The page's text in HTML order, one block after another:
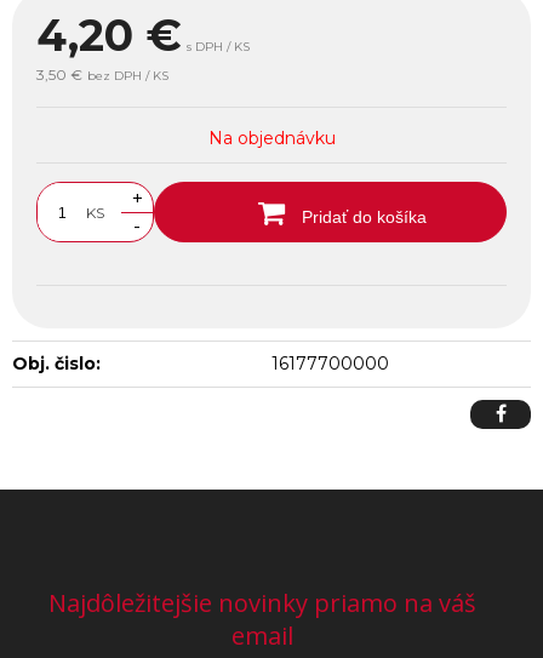
4,20 € s DPH / KS
3,50 € bez DPH / KS
Na objednávku
KS
+
-
Pridať do košíka
Obj. čislo: 16177700000
Najdôležitejšie novinky priamo na váš
email